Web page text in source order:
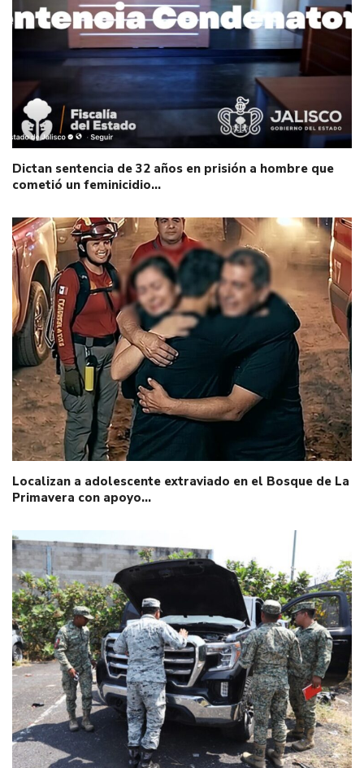
Dictan sentencia de 32 años en prisión a hombre que
cometió un feminicidio…
Localizan a adolescente extraviado en el Bosque de La
Primavera con apoyo…